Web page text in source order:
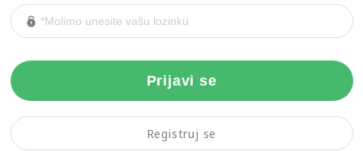
Prijavi se
Registruj se